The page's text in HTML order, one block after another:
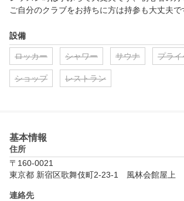
ご自分のクラブをお持ちに方は持参も大丈夫で
設備
ロッカー シャワー サウナ プラ
ショップ レストラン
基本情報
住所
〒160-0021
東京都 新宿区歌舞伎町2-23-1　風林会館屋上
連絡先